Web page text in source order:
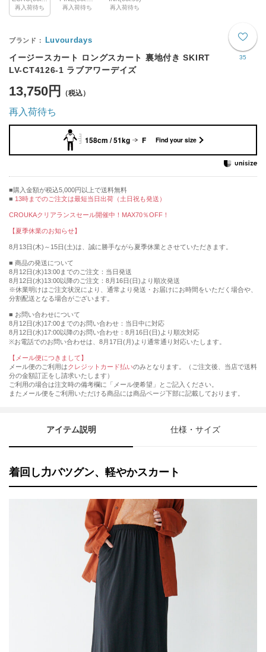
再入荷待ち 再入荷待ち 再入荷待ち
35
Luvourdays
イージースカート ロングスカート 裏地付き SKIRT
LV-CT4126-1 ラブアワーデイズ
13,750円
再入荷待ち
158cm / 51kg F Find your size
購入金額が税込5,000円以上で送料無料
13時までのご注文は最短当日出荷（土日祝も発送）
CROUKAクリアランスセール開催中！MAX70％OFF！
【夏季休業のお知らせ】
8月13日(木)～15日(土)は、誠に勝手ながら夏季休業とさせていただきます。
■ 商品の発送について
8月12日(水)13:00までのご注文：当日発送
8月12日(水)13:00以降のご注文：8月16日(日)より順次発送
※休業明けはご注文状況により、通常より発送・お届けにお時間をいただく場合や、
分割配送となる場合がございます。
■ お問い合わせについて
8月12日(水)17:00までのお問い合わせ：当日中に対応
8月12日(水)17:00以降のお問い合わせ：8月16日(日)より順次対応
※お電話でのお問い合わせは、8月17日(月)より通常通り対応いたします。
【メール便につきまして】
メール便のご利用はクレジットカード払いのみとなります。（ご注文後、当店で送料
分の金額訂正をし請求いたします）
ご利用の場合は注文時の備考欄に「メール便希望」とご記入ください。
またメール便をご利用いただける商品には商品ページ下部に記載しております。
アイテム説明 仕様・サイズ
着回し力バツグン、軽やかスカート